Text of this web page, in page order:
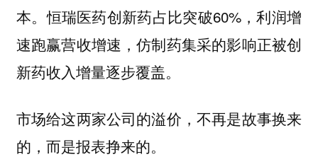
本。恒瑞医药创新药占比突破60%，利润增
速跑赢营收增速，仿制药集采的影响正被创
新药收入增量逐步覆盖。
市场给这两家公司的溢价，不再是故事换来
的，而是报表挣来的。